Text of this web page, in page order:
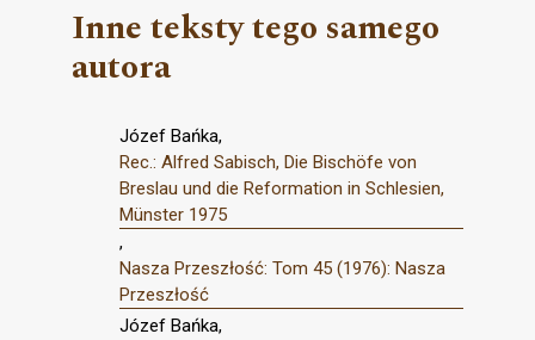
Inne teksty tego samego
autora
Józef Bańka,
Rec.: Alfred Sabisch, Die Bischöfe von
Breslau und die Reformation in Schlesien,
Münster 1975
,
Nasza Przeszłość: Tom 45 (1976): Nasza
Przeszłość
Józef Bańka,